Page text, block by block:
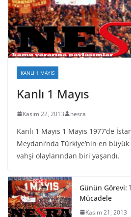
KANLI 1 MAYIS
Kanlı 1 Mayıs
Kasım 22, 2013 nesra
Kanlı 1 Mayıs 1 Mayıs 1977’de
Meydanı’nda Türkiye’nin en
vahşi olaylarından biri yaşandı.
Günün Görevi:
Mücadele
Kasım 21, 2013